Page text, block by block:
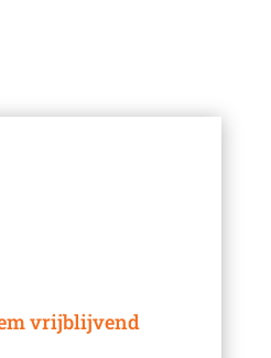
vrijblijvend